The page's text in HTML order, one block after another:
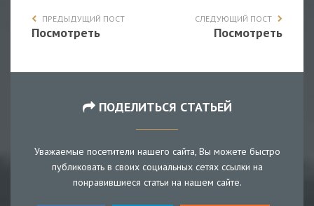
ПРЕДЫДУЩИЙ ПОСТ
Посмотреть
СЛЕДУЮЩИЙ ПОСТ
Посмотреть
ПОДЕЛИТЬСЯ СТАТЬЕЙ
Уважаемые посетители нашего сайта, Вы можете быстро
публиковать в своих социальных сетях ссылки на
понравившиеся статьи на нашем сайте.